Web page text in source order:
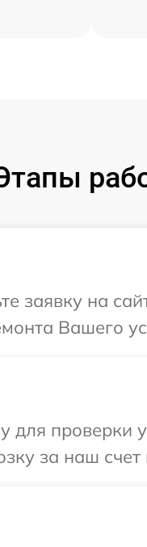
заявку на
Вашего
проверки
за наш счет